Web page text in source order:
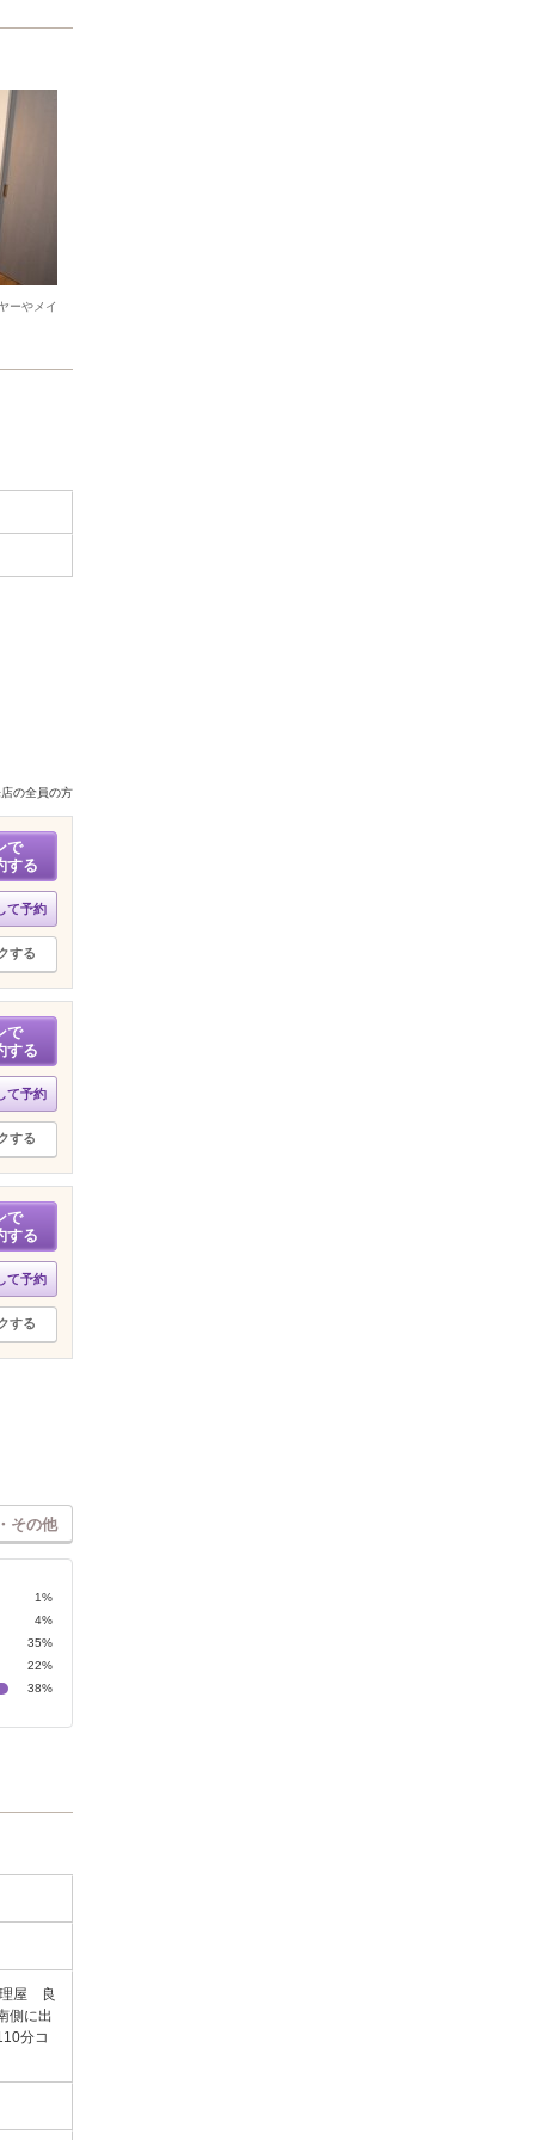
ーやメイ
の全員の方
で
する
て予約
する
で
する
て予約
する
で
する
て予約
する
その他
1%
4%
35%
22%
38%
理屋 良
側に出
分コ